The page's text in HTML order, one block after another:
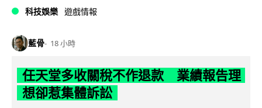
科技娛樂 遊戲情報
藍骨 18 小時
任天堂多收關稅不作退款 業績報告理
想卻惹集體訴訟